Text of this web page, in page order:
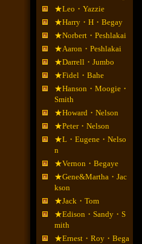
★Leo・Yazzie
★Harry・H・Begay
★Norbert・Peshlakai
★Aaron・Peshlakai
★Darrell・Jumbo
★Fidel・Bahe
★Hanson・Moogie・
Smith
★Howard・Nelson
★Peter・Nelson
★L・Eugene・Nelso
n
★Vernon・Begaye
★Gene&Martha・Jac
kson
★Jack・Tom
★Edison・Sandy・S
mith
★Ernest・Roy・Bega